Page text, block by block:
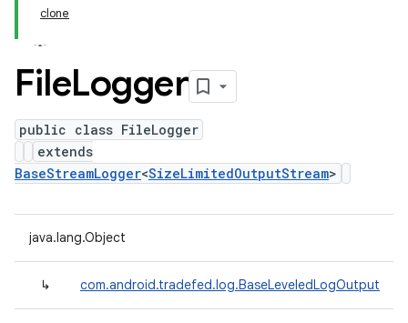
clone
FileLogger
public class FileLogger
extends
BaseStreamLogger<SizeLimitedOutputStream>
java.lang.Object
↳ com.android.tradefed.log.BaseLeveledLogOutput